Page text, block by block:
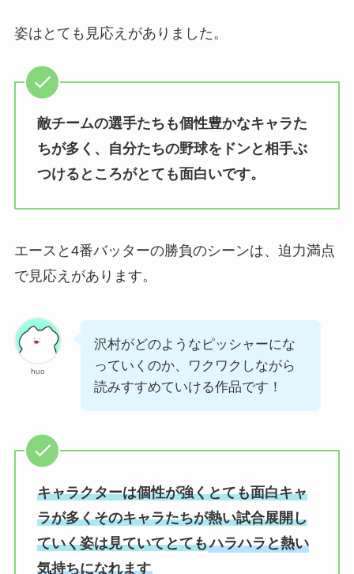
姿はとても見応えがありました。
敵チームの選手たちも個性豊かなキャラた
ちが多く、自分たちの野球をドンと相手ぶ
つけるところがとても面白いです。
エースと4番バッターの勝負のシーンは、迫力満点
で見応えがあります。
huo
沢村がどのようなピッシャーにな
っていくのか、ワクワクしながら
読みすすめていける作品です！
キャラクターは個性が強くとても面白キャ
ラが多くそのキャラたちが熱い試合展開し
ていく姿は見ていてとてもハラハラと熱い
気持ちになれます